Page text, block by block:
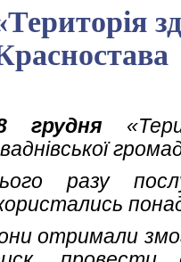
грудня
разу
отримали